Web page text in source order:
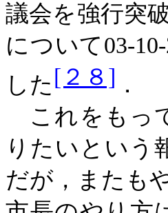
議会を強行突
について03-
した[２８] ．
これをもっ
りたいという
だが，またも